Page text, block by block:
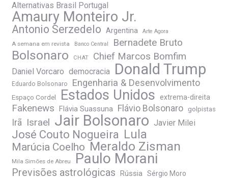
Alternativas Brasil Portugal
Amaury Monteiro Jr.
Antonio Serzedelo Argentina Arte Agora
A semana em revista Banco Central Bernadete Bruto
Bolsonaro CHAT Chief Marcos Bomfim
Daniel Vorcaro democracia Donald Trump
Eduardo Bolsonaro Engenharia & Desenvolvimento
Espaço Cordel Estados Unidos extrema-direita
Fakenews Flávia Suassuna Flávio Bolsonaro golpistas
Irã Israel Jair Bolsonaro Javier Milei
José Couto Nogueira Lula
Marúcia Coelho Meraldo Zisman
Mila Simões de Abreu Paulo Morani
Previsões astrológicas Rússia Sérgio Moro